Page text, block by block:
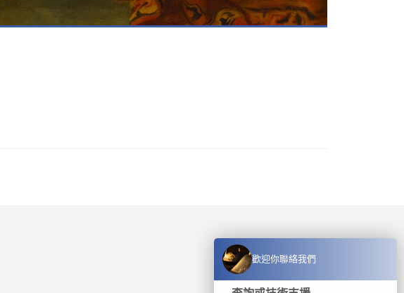
歡迎你聯絡我們